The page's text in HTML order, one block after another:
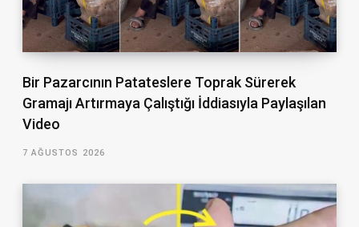
Bir Pazarcının Patateslere Toprak Sürerek
Gramajı Artırmaya Çalıştığı İddiasıyla Paylaşılan
Video
7 AĞUSTOS 2026